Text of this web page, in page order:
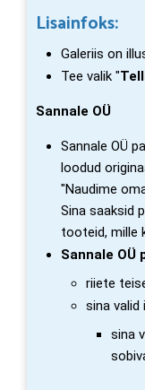
Lisainfoks:
Galeriis on
Tee valik "
Sannale OÜ
Sannale OÜ
loodud
"Naudime
Sina saaksid
tooteid, mille
Sannale OÜ
riiete
sina valid
sina